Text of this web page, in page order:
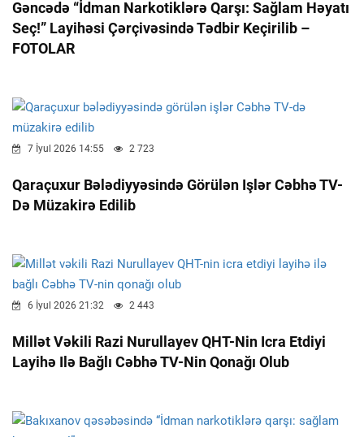
Gəncədə “İdman Narkotiklərə Qarşı: Sağlam Həyatı
Seç!” Layihəsi Çərçivəsində Tədbir Keçirilib –
FOTOLAR
7 İyul 2026 14:55 2 723
Qaraçuxur Bələdiyyəsində Görülən Işlər Cəbhə TV-
Də Müzakirə Edilib
6 İyul 2026 21:32 2 443
Millət Vəkili Razi Nurullayev QHT-Nin Icra Etdiyi
Layihə Ilə Bağlı Cəbhə TV-Nin Qonağı Olub